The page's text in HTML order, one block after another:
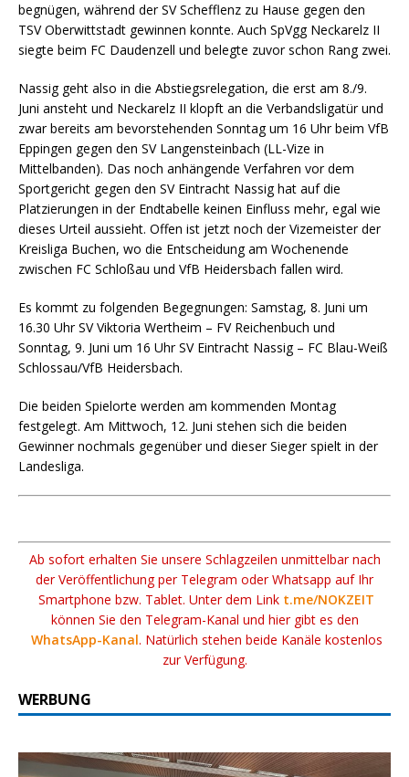
begnügen, während der SV Schefflenz zu Hause gegen den
TSV Oberwittstadt gewinnen konnte. Auch SpVgg Neckarelz II
siegte beim FC Daudenzell und belegte zuvor schon Rang zwei.
Nassig geht also in die Abstiegsrelegation, die erst am 8./9.
Juni ansteht und Neckarelz II klopft an die Verbandsligatür und
zwar bereits am bevorstehenden Sonntag um 16 Uhr beim VfB
Eppingen gegen den SV Langensteinbach (LL-Vize in
Mittelbanden). Das noch anhängende Verfahren vor dem
Sportgericht gegen den SV Eintracht Nassig hat auf die
Platzierungen in der Endtabelle keinen Einfluss mehr, egal wie
dieses Urteil aussieht. Offen ist jetzt noch der Vizemeister der
Kreisliga Buchen, wo die Entscheidung am Wochenende
zwischen FC Schloßau und VfB Heidersbach fallen wird.
Es kommt zu folgenden Begegnungen: Samstag, 8. Juni um
16.30 Uhr SV Viktoria Wertheim – FV Reichenbuch und
Sonntag, 9. Juni um 16 Uhr SV Eintracht Nassig – FC Blau-Weiß
Schlossau/VfB Heidersbach.
Die beiden Spielorte werden am kommenden Montag
festgelegt. Am Mittwoch, 12. Juni stehen sich die beiden
Gewinner nochmals gegenüber und dieser Sieger spielt in der
Landesliga.
Ab sofort erhalten Sie unsere Schlagzeilen unmittelbar nach
der Veröffentlichung per Telegram oder Whatsapp auf Ihr
Smartphone bzw. Tablet. Unter dem Link t.me/NOKZEIT
können Sie den Telegram-Kanal und hier gibt es den
WhatsApp-Kanal. Natürlich stehen beide Kanäle kostenlos
zur Verfügung.
WERBUNG